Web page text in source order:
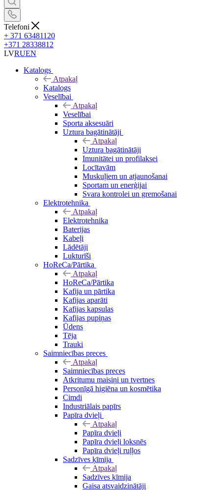
Telefoni
+ 371 63481120
+371 28338812
LVRUEN
Katalogs
Atpakaļ
Katalogs
Veselībai
Atpakaļ
Veselībai
Sporta aksesuāri
Uztura bagātinātāji
Atpakaļ
Uztura bagātinātāji
Imunitātei un profilaksei
Locītavām
Muskuļiem un atjaunošanai
Sportam un enerģijai
Svara kontrolei un gremošanai
Elektrotehnika
Atpakaļ
Elektrotehnika
Baterijas
Kabeļi
Lādētāji
Lukturīši
HoReCa/Pārtika
Atpakaļ
HoReCa/Pārtika
Kafija un pārtika
Kafijas aparāti
Kafijas kapsulas
Kafijas pupiņas
Ūdens
Tēja
Trauki
Saimniecības preces
Atpakaļ
Saimniecības preces
Atkritumu maisiņi un tvertnes
Personīgā higiēna un kosmētika
Cimdi
Industriālais papīrs
Papīra dvieļi
Atpakaļ
Papīra dvieļi
Papīra dvieļi loksnēs
Papīra dvieļi ruļļos
Sadzīves ķīmija
Atpakaļ
Sadzīves ķīmija
Gaisa atsvaidzinātāji